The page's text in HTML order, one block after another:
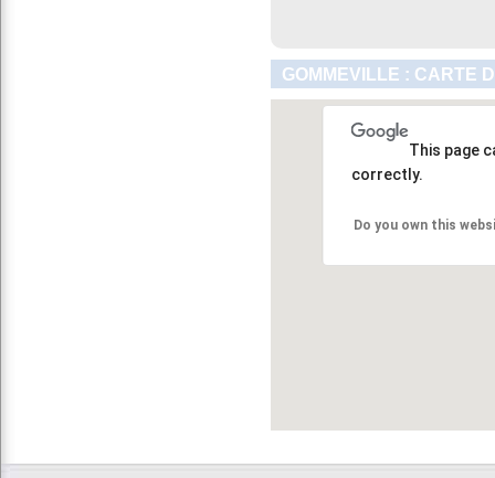
GOMMEVILLE : CARTE
This page
correctly.
Do you own this